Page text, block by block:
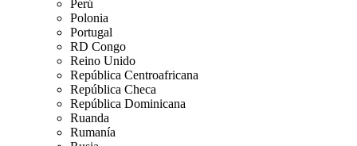
Perú
Polonia
Portugal
RD Congo
Reino Unido
República Centroafricana
República Checa
República Dominicana
Ruanda
Rumanía